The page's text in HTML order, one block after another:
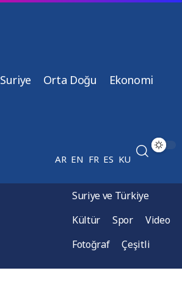
Suriye Orta Doğu Ekonomi
AR EN FR ES KU
Suriye ve Türkiye
Kültür
Spor
Video
Fotoğraf
Çeşitli